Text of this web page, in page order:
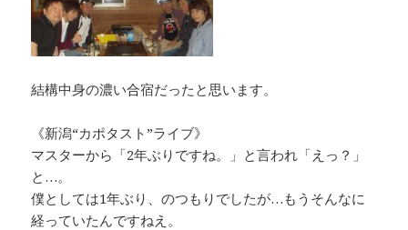
結構中身の濃い合宿だったと思います。
《新潟“カポタスト”ライブ》
マスターから「2年ぶりですね。」と言われ「えっ？」
と…。
僕としては1年ぶり、のつもりでしたが…もうそんなに
経っていたんですねえ。